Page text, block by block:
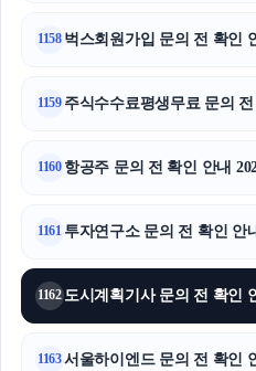
1158 벅스회원가입 문의 전 확인
1159 주식수수료평생무료 문의
1160 항공주 문의 전 확인 안내
1161 투자연구소 문의 전 확인 안
1162 도시계획기사 문의 전 확인
1163서울하이엔드 문의 전 확인